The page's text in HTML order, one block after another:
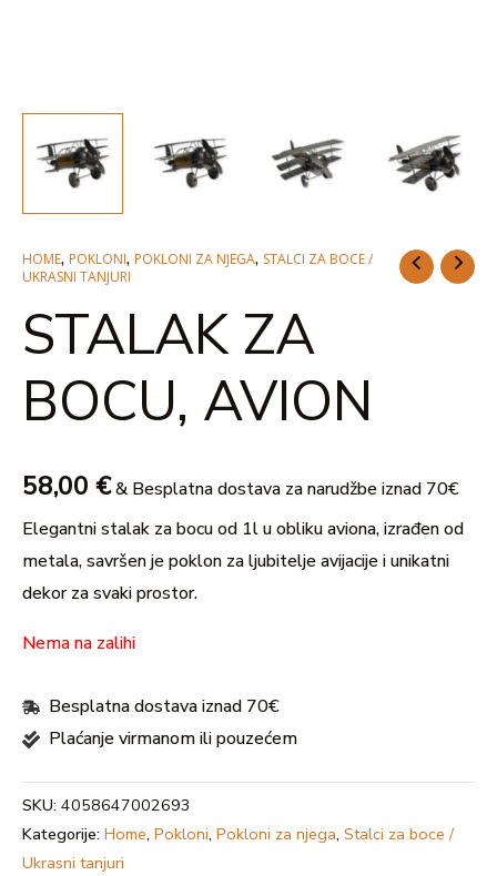
HOME, POKLONI, POKLONI ZA NJEGA, STALCI ZA BOCE /
UKRASNI TANJURI
STALAK ZA
BOCU, AVION
58,00 €& Besplatna dostava za narudžbe iznad 70€
Elegantni stalak za bocu od 1l u obliku aviona, izrađen od
metala, savršen je poklon za ljubitelje avijacije i unikatni
dekor za svaki prostor.
Nema na zalihi
Besplatna dostava iznad 70€
Plaćanje virmanom ili pouzećem
SKU: 4058647002693
Kategorije: Home, Pokloni, Pokloni za njega, Stalci za boce /
Ukrasni tanjuri